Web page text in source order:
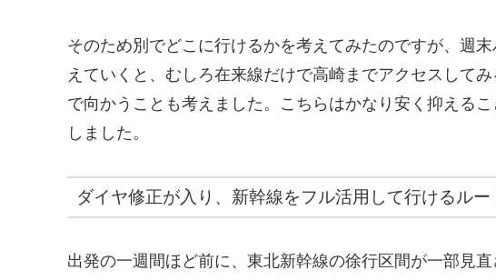
そのため別でどこに行けるかを考えてみたのですが、週
えていくと、むしろ在来線だけで高崎までアクセスして
で向かうことも考えました。こちらはかなり安く抑える
しました。
ダイヤ修正が入り、新幹線をフル活用して行けるル
出発の一週間ほど前に、東北新幹線の徐行区間が一部見